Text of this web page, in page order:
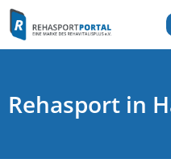
Rehasport in